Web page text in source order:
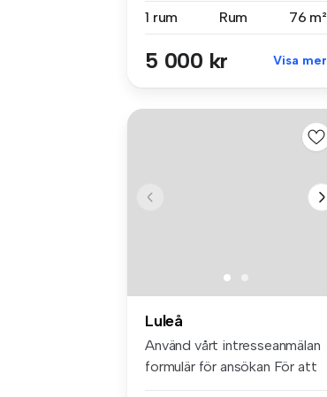
1 rum
Rum 76 m²
5 000 kr Visa mer
Luleå
Använd vårt intresseanmälan
formulär för ansökan För att